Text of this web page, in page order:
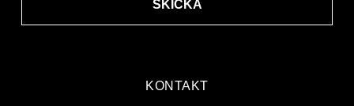
KONTAKT
SKICKA